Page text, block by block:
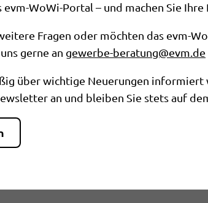
evm-WoWi-Portal – und machen Sie
Fragen oder möchten das evm-
gerne an gewerbe-beratung@evm.de
über wichtige Neuerungen informiert
an und bleiben Sie stets auf